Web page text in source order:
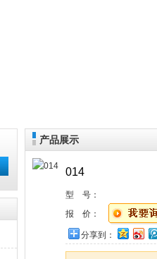
产品展示
014
型 号：
报 价：
分享到：